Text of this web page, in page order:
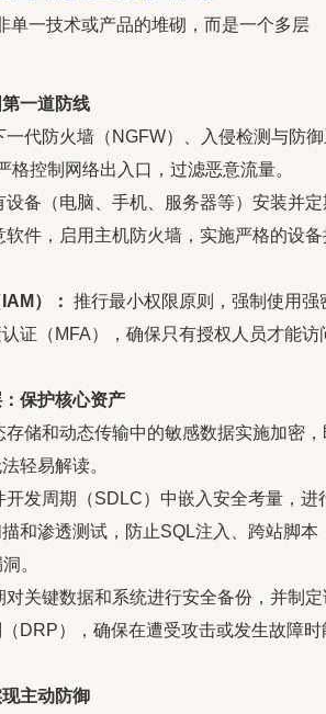
单一技术或产品的堆砌，而是一个多层
一道防线
一代防火墙（NGFW）、入侵检测与防
格控制网络出入口，过滤恶意流量。
设备（电脑、手机、服务器等）安装并定
软件，启用主机防火墙，实施严格的设备
）： 推行最小权限原则，强制使用强
证（MFA），确保只有授权人员才能访
保护核心资产
存储和动态传输中的敏感数据实施加密，
轻易解读。
开发周期（SDLC）中嵌入安全考量，进
和渗透测试，防止SQL注入、跨站脚本
。
对关键数据和系统进行安全备份，并制定
DRP），确保在遭受攻击或发生故障时
主动防御